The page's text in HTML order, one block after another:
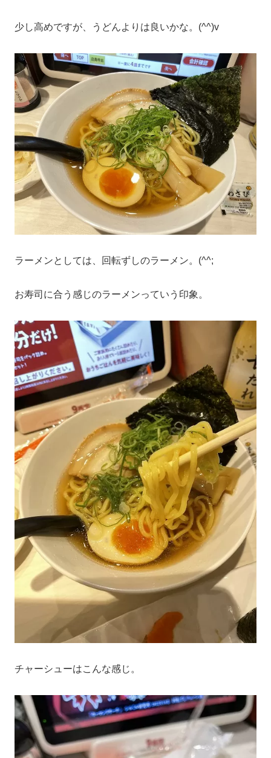
少し高めですが、うどんよりは良いかな。(^^)v
ラーメンとしては、回転ずしのラーメン。(^^;
お寿司に合う感じのラーメンっていう印象。
チャーシューはこんな感じ。